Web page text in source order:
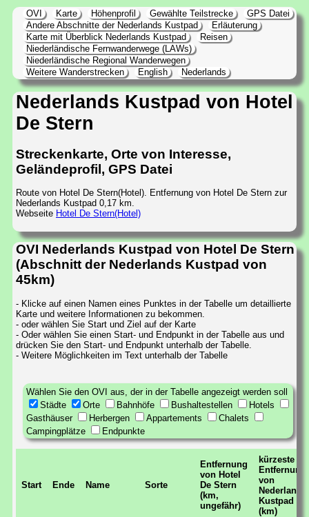
OVI Karte Höhenprofil Gewählte Teilstrecke
GPS Datei
Andere Abschnitte der Nederlands Kustpad
Erläuterung
Karte mit Überblick Nederlands Kustpad
Reisen
Niederländische Fernwanderwege (LAWs)
Niederländische Regional Wanderwegen
Weitere Wanderstrecken
English Nederlands
Nederlands Kustpad von Hotel
De Stern
Streckenkarte, Orte von Interesse,
Geländeprofil, GPS Datei
Route von Hotel De Stern(Hotel). Entfernung von Hotel De Stern zur
Nederlands Kustpad 0,17 km.
Webseite Hotel De Stern(Hotel)
OVI Nederlands Kustpad von Hotel De Stern
(Abschnitt der Nederlands Kustpad von
45km)
- Klicke auf einen Namen eines Punktes in der Tabelle um detaillierte
Karte und weitere Informationen zu bekommen.
- oder wählen Sie Start und Ziel auf der Karte
- Oder wählen Sie einen Start- und Endpunkt in der Tabelle aus und
drücken Sie den Start- und Endpunkt unterhalb der Tabelle.
- Weitere Möglichkeiten im Text unterhalb der Tabelle
Wählen Sie den OVI aus, der in der Tabelle angezeigt werden soll
Städte
Orte Bahnhöfe Bushaltestellen
Hotels
Gasthäuser
Herbergen Appartements
Chalets
Campingplätze
Endpunkte
Start Ende Name Sorte
Entfernung
von Hotel
De Stern
(km,
ungefähr)
kürzeste
Entfernung
von
Nederlands
Kustpad
(km)